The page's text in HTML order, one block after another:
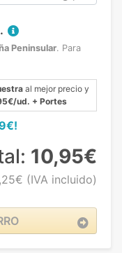
Peninsular. Para
al mejor precio y
ud. + Portes
10,95€
(IVA incluido)